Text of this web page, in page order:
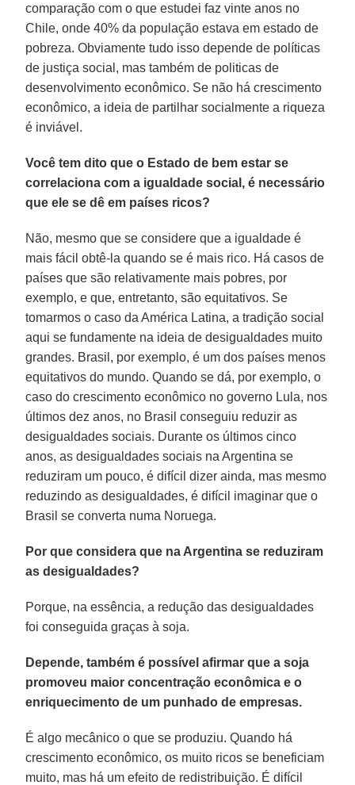
comparação com o que estudei faz vinte anos no
Chile, onde 40% da população estava em estado de
pobreza. Obviamente tudo isso depende de políticas
de justiça social, mas também de politicas de
desenvolvimento econômico. Se não há crescimento
econômico, a ideia de partilhar socialmente a riqueza
é inviável.
Você tem dito que o Estado de bem estar se
correlaciona com a igualdade social, é necessário
que ele se dê em países ricos?
Não, mesmo que se considere que a igualdade é
mais fácil obtê-la quando se é mais rico. Há casos de
países que são relativamente mais pobres, por
exemplo, e que, entretanto, são equitativos. Se
tomarmos o caso da América Latina, a tradição social
aqui se fundamente na ideia de desigualdades muito
grandes. Brasil, por exemplo, é um dos países menos
equitativos do mundo. Quando se dá, por exemplo, o
caso do crescimento econômico no governo Lula, nos
últimos dez anos, no Brasil conseguiu reduzir as
desigualdades sociais. Durante os últimos cinco
anos, as desigualdades sociais na Argentina se
reduziram um pouco, é difícil dizer ainda, mas mesmo
reduzindo as desigualdades, é difícil imaginar que o
Brasil se converta numa Noruega.
Por que considera que na Argentina se reduziram
as desigualdades?
Porque, na essência, a redução das desigualdades
foi conseguida graças à soja.
Depende, também é possível afirmar que a soja
promoveu maior concentração econômica e o
enriquecimento de um punhado de empresas.
É algo mecânico o que se produziu. Quando há
crescimento econômico, os muito ricos se beneficiam
muito, mas há um efeito de redistribuição. É difícil